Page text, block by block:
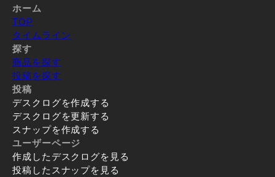
ホーム
TOP
タイムライン
探す
商品を探す
投稿を探す
投稿
デスクログを作成する
デスクログを更新する
スナップを作成する
ユーザーページ
作成したデスクログを見る
投稿したスナップを見る